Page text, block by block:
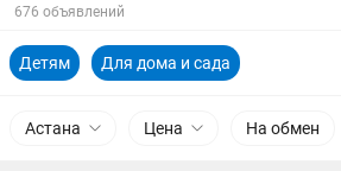
676 объявлений
Детям Для дома и сада
Астана Цена На обмен